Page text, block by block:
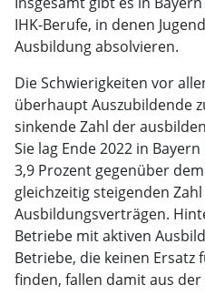
IHK-Berufe, in denen
Ausbildung absolvieren.
Die Schwierigkeiten vor
überhaupt Auszubildende
sinkende Zahl der
Sie lag Ende 2022 in
3,9 Prozent gegenüber
gleichzeitig steigenden
Ausbildungsverträgen.
Betriebe mit aktiven
Betriebe, die keinen Ersatz
finden, fallen damit aus der